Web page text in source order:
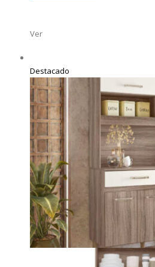
Ver
Destacado